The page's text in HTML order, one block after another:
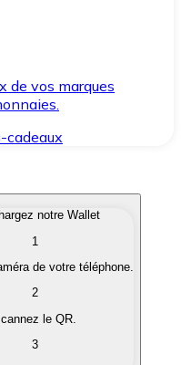
de vos marques
cadeaux
qui vous intéressent
en monnaie
notre Wallet
1
de votre téléphone.
2
le QR.
3